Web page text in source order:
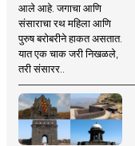
आले आहे. जगाचा आणि
संसाराचा रथ महिला आणि
पुरुष बरोबरीने हाकत असतात.
यात एक चाक जरी निखळले,
तरी संसारर..